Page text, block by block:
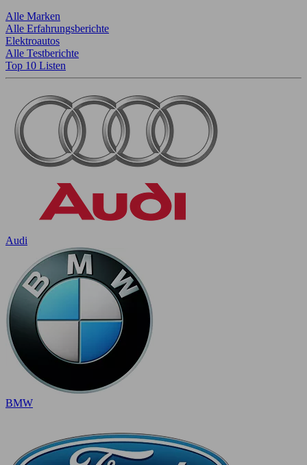
Alle Marken
Alle Erfahrungsberichte
Elektroautos
Alle Testberichte
Top 10 Listen
Audi
BMW